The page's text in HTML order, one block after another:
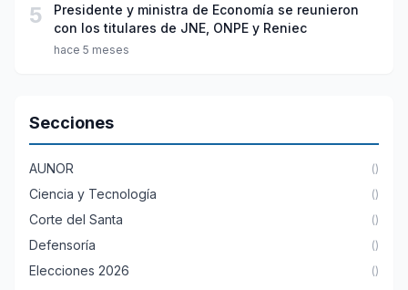
5
Presidente y ministra de Economía se reunieron
con los titulares de JNE, ONPE y Reniec
hace 5 meses
Secciones
AUNOR ()
Ciencia y Tecnología ()
Corte del Santa ()
Defensoría ()
Elecciones 2026 ()